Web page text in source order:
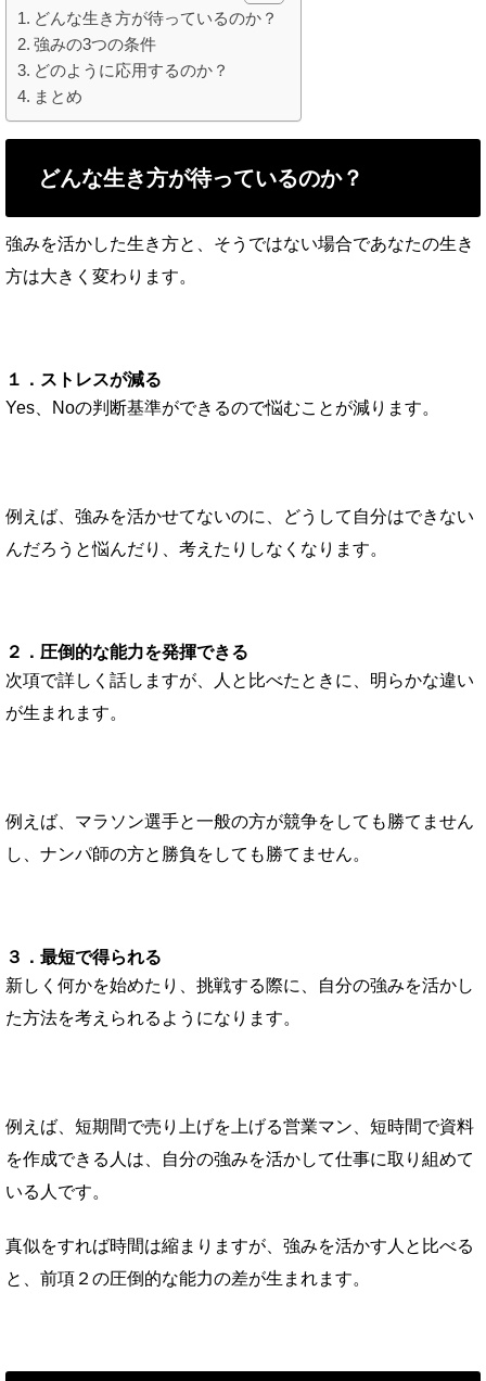
どんな生き方が待っているのか？
強みの3つの条件
どのように応用するのか？
まとめ
どんな生き方が待っているのか？
強みを活かした生き方と、そうではない場合であなたの生き
方は大きく変わります。
１．ストレスが減る
Yes、Noの判断基準ができるので悩むことが減ります。
例えば、強みを活かせてないのに、どうして自分はできない
んだろうと悩んだり、考えたりしなくなります。
２．圧倒的な能力を発揮できる
次項で詳しく話しますが、人と比べたときに、明らかな違い
が生まれます。
例えば、マラソン選手と一般の方が競争をしても勝てません
し、ナンパ師の方と勝負をしても勝てません。
３．最短で得られる
新しく何かを始めたり、挑戦する際に、自分の強みを活かし
た方法を考えられるようになります。
例えば、短期間で売り上げを上げる営業マン、短時間で資料
を作成できる人は、自分の強みを活かして仕事に取り組めて
いる人です。
真似をすれば時間は縮まりますが、強みを活かす人と比べる
と、前項２の圧倒的な能力の差が生まれます。